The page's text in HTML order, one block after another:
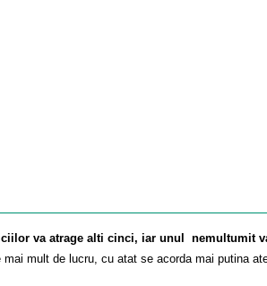
va atrage alti cinci, iar unul nemultumit
mult de lucru, cu atat se acorda mai putina